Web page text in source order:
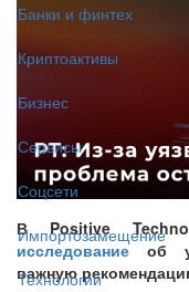
Банки и финтех
Криптоактивы
Бизнес
Сервисы
Соцсети
Импортозамещение
Технологии
В Positive
исследованиеоб
важную